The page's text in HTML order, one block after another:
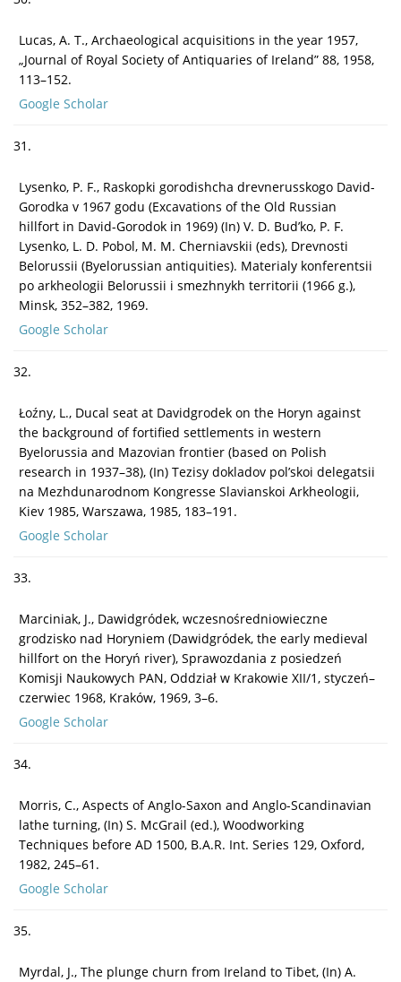
Lucas, A. T., Archaeological acquisitions in the year 1957,
„Journal of Royal Society of Antiquaries of Ireland” 88, 1958,
113–152.
Google Scholar
31.
Lysenko, P. F., Raskopki gorodishcha drevnerusskogo David-
Gorodka v 1967 godu (Excavations of the Old Russian
hillfort in David-Gorodok in 1969) (In) V. D. Bud’ko, P. F.
Lysenko, L. D. Pobol, M. M. Cherniavskii (eds), Drevnosti
Belorussii (Byelorussian antiquities). Materialy konferentsii
po arkheologii Belorussii i smezhnykh territorii (1966 g.),
Minsk, 352–382, 1969.
Google Scholar
32.
Łoźny, L., Ducal seat at Davidgrodek on the Horyn against
the background of fortified settlements in western
Byelorussia and Mazovian frontier (based on Polish
research in 1937–38), (In) Tezisy dokladov pol’skoi delegatsii
na Mezhdunarodnom Kongresse Slavianskoi Arkheologii,
Kiev 1985, Warszawa, 1985, 183–191.
Google Scholar
33.
Marciniak, J., Dawidgródek, wczesnośredniowieczne
grodzisko nad Horyniem (Dawidgródek, the early medieval
hillfort on the Horyń river), Sprawozdania z posiedzeń
Komisji Naukowych PAN, Oddział w Krakowie XII/1, styczeń–
czerwiec 1968, Kraków, 1969, 3–6.
Google Scholar
34.
Morris, C., Aspects of Anglo-Saxon and Anglo-Scandinavian
lathe turning, (In) S. McGrail (ed.), Woodworking
Techniques before AD 1500, B.A.R. Int. Series 129, Oxford,
1982, 245–61.
Google Scholar
35.
Myrdal, J., The plunge churn from Ireland to Tibet, (In) A.